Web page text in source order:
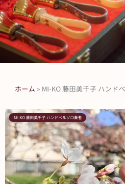
ホーム » MI-KO 藤田美千子 ハンド
MI-KO 藤田美千子 ハンドベルソロ奏者